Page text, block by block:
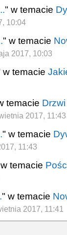
" w temacie
10:04
" w temacie
2017, 10:03
w temacie
temacie
2017, 11:43
" w temacie
11:43
temacie
" w temacie
2017, 11:41